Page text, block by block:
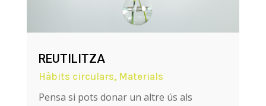
REUTILITZA
Hàbits circulars, Materials
Pensa si pots donar un altre ús als